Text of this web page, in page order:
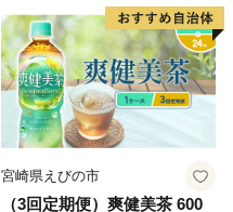
産 シリカ ミネラル 美容 備蓄
防災 長期保存 富士山 山梨県
忍野村
宮崎県えびの市
（3回定期便）爽健美茶 600